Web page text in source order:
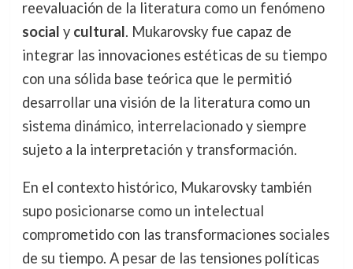
reevaluación de la literatura como un fenómeno
social y cultural. Mukarovsky fue capaz de
integrar las innovaciones estéticas de su tiempo
con una sólida base teórica que le permitió
desarrollar una visión de la literatura como un
sistema dinámico, interrelacionado y siempre
sujeto a la interpretación y transformación.
En el contexto histórico, Mukarovsky también
supo posicionarse como un intelectual
comprometido con las transformaciones sociales
de su tiempo. A pesar de las tensiones políticas